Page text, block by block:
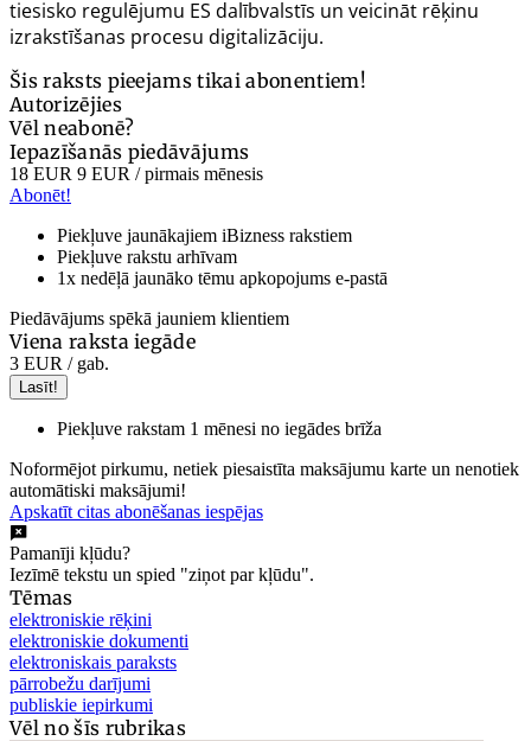
tiesisko regulējumu ES dalībvalstīs un veicināt rēķinu
izrakstīšanas procesu digitalizāciju.
Šis raksts pieejams tikai abonentiem!
Autorizējies
Vēl neabonē?
Iepazīšanās piedāvājums
18 EUR 9 EUR / pirmais mēnesis
Abonēt!
Piekļuve jaunākajiem iBizness rakstiem
Piekļuve rakstu arhīvam
1x nedēļā jaunāko tēmu apkopojums e-pastā
Piedāvājums spēkā jauniem klientiem
Viena raksta iegāde
3 EUR / gab.
Lasīt!
Piekļuve rakstam 1 mēnesi no iegādes brīža
Noformējot pirkumu, netiek piesaistīta maksājumu karte un nenotiek
automātiski maksājumi!
Apskatīt citas abonēšanas iespējas
Pamanīji kļūdu?
Iezīmē tekstu un spied "ziņot par kļūdu".
Tēmas
elektroniskie rēķini
elektroniskie dokumenti
elektroniskais paraksts
pārrobežu darījumi
publiskie iepirkumi
Vēl no šīs rubrikas